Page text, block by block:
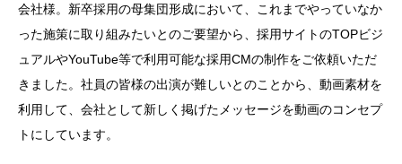
会社様。新卒採用の母集団形成において、これまでやっていなか
った施策に取り組みたいとのご要望から、採用サイトのTOPビジ
ュアルやYouTube等で利用可能な採用CMの制作をご依頼いただ
きました。社員の皆様の出演が難しいとのことから、動画素材を
利用して、会社として新しく掲げたメッセージを動画のコンセプ
トにしています。